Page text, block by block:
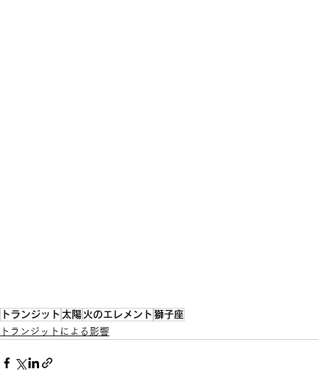
トランジット 太陽 火のエレメント 獅子座
トランジットによる影響